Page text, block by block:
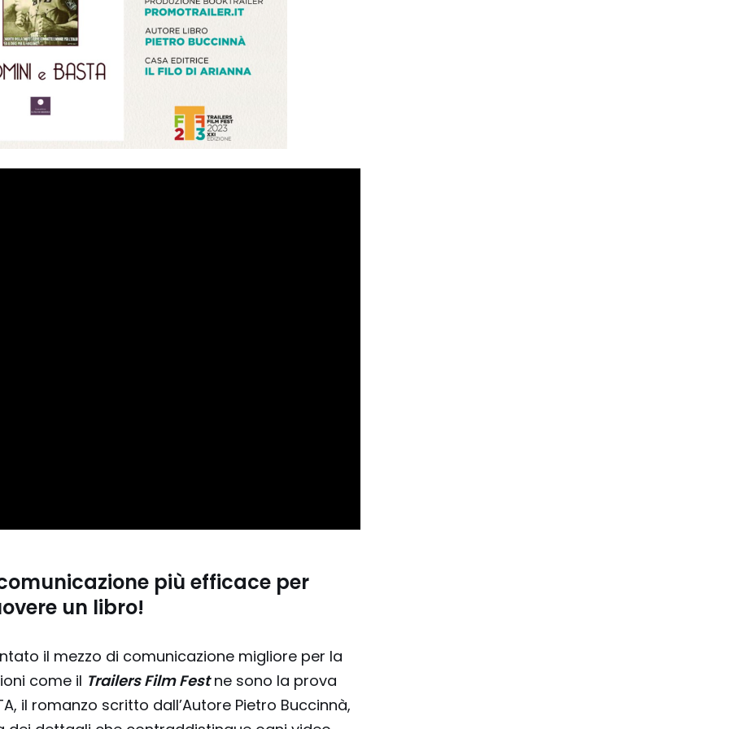
più efficace per
un libro!
il mezzo di comunicazione migliore per la
come il Trailers Film Festne sono la prova
il romanzo scritto dall’Autore Pietro Buccinnà,